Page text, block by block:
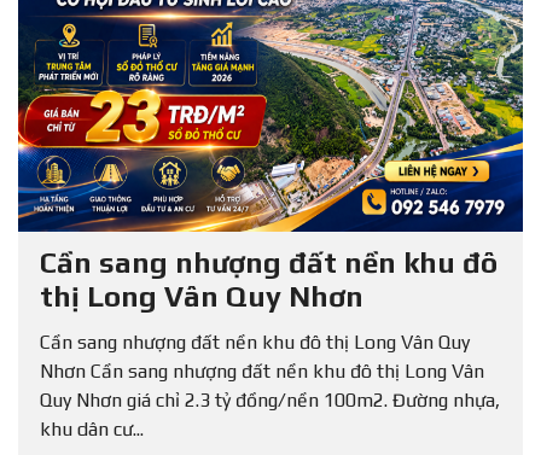
Cần sang nhượng đất nền khu đô
thị Long Vân Quy Nhơn
Cần sang nhượng đất nền khu đô thị Long Vân Quy
Nhơn Cần sang nhượng đất nền khu đô thị Long Vân
Quy Nhơn giá chỉ 2.3 tỷ đồng/nền 100m2. Đường nhựa,
khu dân cư...